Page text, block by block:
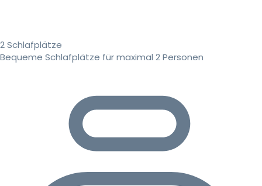
2 Schlafplätze
Bequeme Schlafplätze für maximal 2 Personen